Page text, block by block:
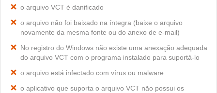
o arquivo VCT é danificado
o arquivo não foi baixado na íntegra (baixe o arquivo
novamente da mesma fonte ou do anexo de e-mail)
No registro do Windows não existe uma anexação adequada
do arquivo VCT com o programa instalado para suportá-lo
o arquivo está infectado com vírus ou malware
o aplicativo que suporta o arquivo VCT não possui os